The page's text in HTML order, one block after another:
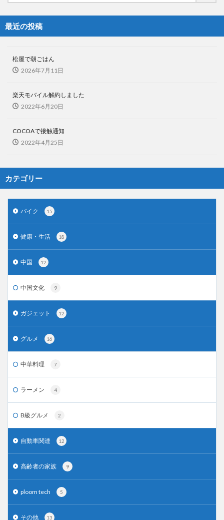
最近の投稿
松屋で朝ごはん
2026年7月11日
楽天モバイル解約しました
2022年6月20日
COCOAで接触通知
2022年4月25日
カテゴリー
バイク 15
健康・生活 18
中国 12
中国文化 9
ガジェット 12
グルメ 16
中華料理 7
ラーメン 4
B級グルメ 2
自動車関連 12
高齢者の家族 9
ploom tech 5
その他 13